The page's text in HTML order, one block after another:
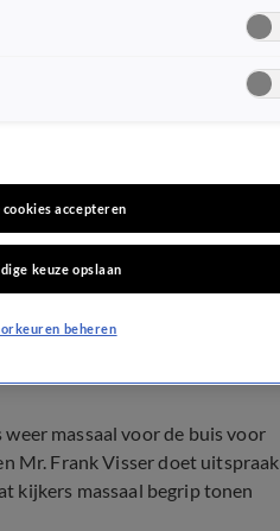
Visser doet
begrip:
massaal voor de buis voor
Mr. Frank Visser doet uitspraak
kijkers massaal begrip tonen
cookies accepteren
keuze opslaan
beheren